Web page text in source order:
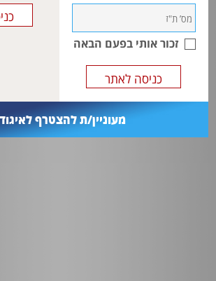
זכור אותי בפעם הבאה
מעוניין/ת להצטרף